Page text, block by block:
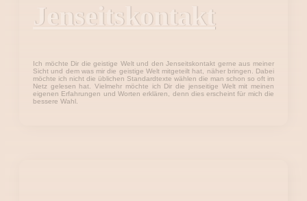
Jenseitskontakt
Ich möchte Dir die geistige Welt und den Jenseitskontakt gerne aus meiner
Sicht und dem was mir die geistige Welt mitgeteilt hat, näher bringen. Dabei
möchte ich nicht die üblichen Standardtexte wählen die man schon so oft im
Netz gelesen hat. Vielmehr möchte ich Dir die jenseitige Welt mit meinen
eigenen Erfahrungen und Worten erklären, denn dies erscheint für mich die
bessere Wahl.